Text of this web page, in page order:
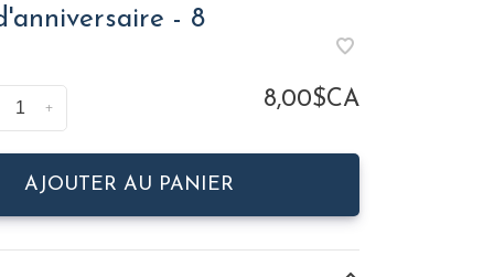
- 8
+ 8,00$CA
AJOUTER AU PANIER